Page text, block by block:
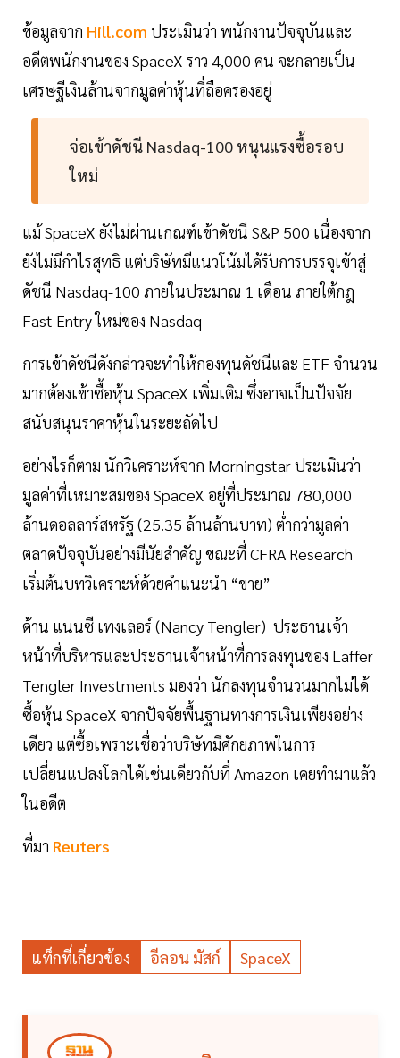
ข้อมูลจาก Hill.com ประเมินว่า พนักงานปัจจุบันและ
อดีตพนักงานของ SpaceX ราว 4,000 คน จะกลายเป็น
เศรษฐีเงินล้านจากมูลค่าหุ้นที่ถือครองอยู่
จ่อเข้าดัชนี Nasdaq-100 หนุนแรงซื้อรอบ
ใหม่
แม้ SpaceX ยังไม่ผ่านเกณฑ์เข้าดัชนี S&P 500 เนื่องจาก
ยังไม่มีกำไรสุทธิ แต่บริษัทมีแนวโน้มได้รับการบรรจุเข้าสู่
ดัชนี Nasdaq-100 ภายในประมาณ 1 เดือน ภายใต้กฎ
Fast Entry ใหม่ของ Nasdaq
การเข้าดัชนีดังกล่าวจะทำให้กองทุนดัชนีและ ETF จำนวน
มากต้องเข้าซื้อหุ้น SpaceX เพิ่มเติม ซึ่งอาจเป็นปัจจัย
สนับสนุนราคาหุ้นในระยะถัดไป
อย่างไรก็ตาม นักวิเคราะห์จาก Morningstar ประเมินว่า
มูลค่าที่เหมาะสมของ SpaceX อยู่ที่ประมาณ 780,000
ล้านดอลลาร์สหรัฐ (25.35 ล้านล้านบาท) ต่ำกว่ามูลค่า
ตลาดปัจจุบันอย่างมีนัยสำคัญ ขณะที่ CFRA Research
เริ่มต้นบทวิเคราะห์ด้วยคำแนะนำ “ขาย”
ด้าน แนนซี เทงเลอร์ (Nancy Tengler) ประธานเจ้า
หน้าที่บริหารและประธานเจ้าหน้าที่การลงทุนของ Laffer
Tengler Investments มองว่า นักลงทุนจำนวนมากไม่ได้
ซื้อหุ้น SpaceX จากปัจจัยพื้นฐานทางการเงินเพียงอย่าง
เดียว แต่ซื้อเพราะเชื่อว่าบริษัทมีศักยภาพในการ
เปลี่ยนแปลงโลกได้เช่นเดียวกับที่ Amazon เคยทำมาแล้ว
ในอดีต
ที่มา Reuters
แท็กที่เกี่ยวข้อง อีลอน มัสก์ SpaceX